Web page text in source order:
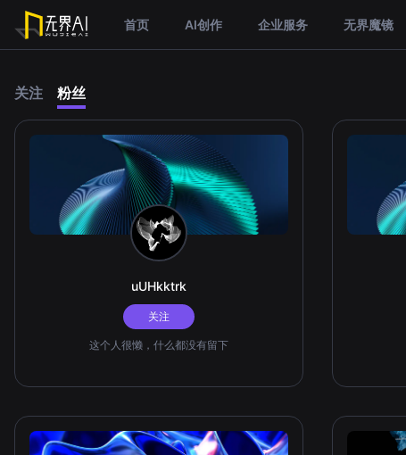
首页 AI创作 企业服务 无界魔镜
关注 粉丝
uUHkktrk
关注
这个人很懒，什么都没有留下